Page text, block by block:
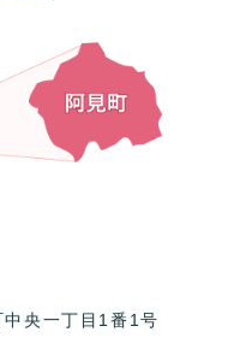
央一丁目1番1号